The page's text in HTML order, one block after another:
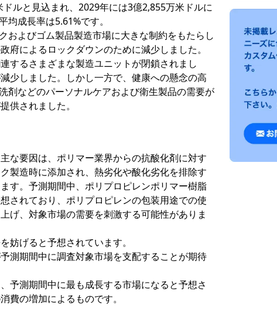
ルと見込まれ、2029年には3億2,855万米ドルに
成長率は5.61%です。
およびゴム製品製造市場に大きな制約をもたらし
府によるロックダウンのために減少しました。
するさまざまな製造ユニットが閉鎖されまし
少しました。しかし一方で、健康への懸念の高
剤などのパーソナルケアおよび衛生製品の需要が
供されました。
な要因は、ポリマー業界からの抗酸化剤に対す
製造時に添加され、熱劣化や酸化劣化を排除す
す。予測期間中、ポリプロピレンポリマー樹脂
されており、ポリプロピレンの包装用途での使
げ、対象市場の需要を刺激する可能性がありま
妨げると予想されています。
測期間中に調査対象市場を支配することが期待
予測期間中に最も成長する市場になると予想さ
費の増加によるものです。